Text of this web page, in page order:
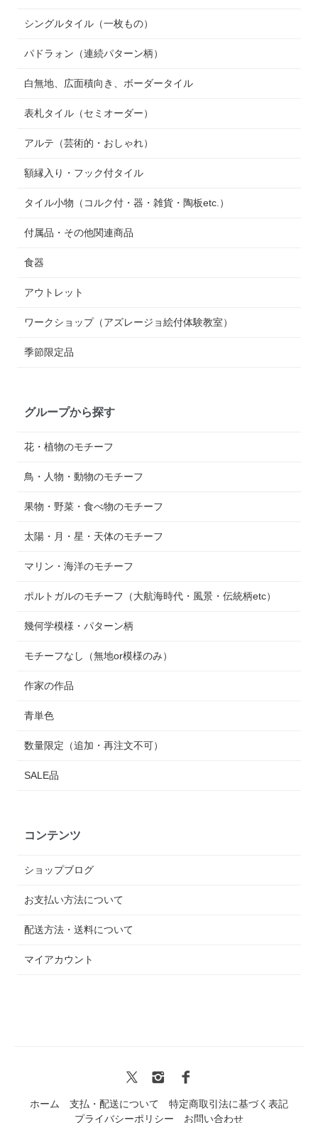
シングルタイル（一枚もの）
パドラォン（連続パターン柄）
白無地、広面積向き、ボーダータイル
表札タイル（セミオーダー）
アルテ（芸術的・おしゃれ）
額縁入り・フック付タイル
タイル小物（コルク付・器・雑貨・陶板etc.）
付属品・その他関連商品
食器
アウトレット
ワークショップ（アズレージョ絵付体験教室）
季節限定品
グループから探す
花・植物のモチーフ
鳥・人物・動物のモチーフ
果物・野菜・食べ物のモチーフ
太陽・月・星・天体のモチーフ
マリン・海洋のモチーフ
ポルトガルのモチーフ（大航海時代・風景・伝統柄etc）
幾何学模様・パターン柄
モチーフなし（無地or模様のみ）
作家の作品
青単色
数量限定（追加・再注文不可）
SALE品
コンテンツ
ショップブログ
お支払い方法について
配送方法・送料について
マイアカウント
ホーム 支払・配送について
特定商取引法に基づく表記
プライバシーポリシー
お問い合わせ